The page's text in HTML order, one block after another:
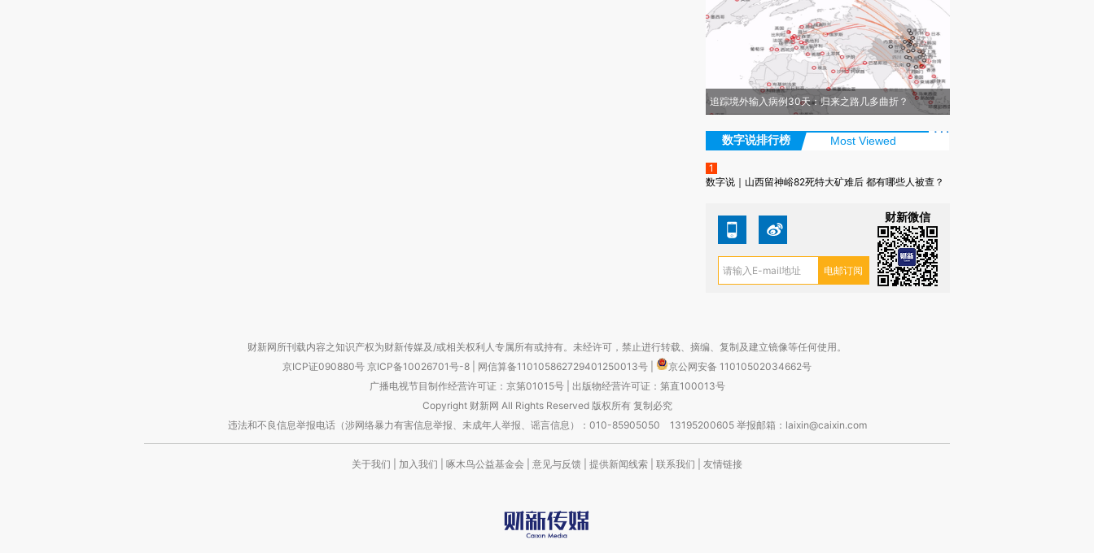
追踪境外输入病例30天：归来之路几多曲折？
数字说排行榜 Most Viewed
1
数字说｜山西留神峪82死特大矿难后 都有哪些人被查？
财新微信
财新网所刊载内容之知识产权为财新传媒及/或相关权利人专属所有或持有。未经许可，禁止进行转载、摘编、复制及建立镜像等任何使用。
京ICP证090880号 京ICP备10026701号-8 网信算备110105862729401250013号
京公网安备 11010502034662号
广播电视节目制作经营许可证：京第01015号| 出版物经营许可证：第直100013号
Copyright 财新网 All Rights Reserved 版权所有 复制必究
违法和不良信息举报电话（涉网络暴力有害信息举报、未成年人举报、谣言信息）：010-85905050 13195200605 举报邮箱：laixin@caixin.com
关于我们 加入我们 啄木鸟公益基金会 意见与反馈 提供新闻线索 联系我们 友情链接